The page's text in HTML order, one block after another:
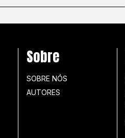
Sobre
SOBRE NÓS
AUTORES